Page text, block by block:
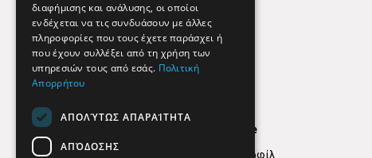
Find Here
Εταιρικό Προφίλ
διαφήμισης και ανάλυσης, οι οποίοι
ενδέχεται να τις συνδυάσουν με άλλες
πληροφορίες που τους έχετε παράσχει ή
που έχουν συλλέξει από τη χρήση των
υπηρεσιών τους από εσάς. Πολιτική
Απορρήτου
ΑΠΟΛΎΤΩΣ ΑΠΑΡΑΊΤΗΤΑ
ΑΠΌΔΟΣΗΣ